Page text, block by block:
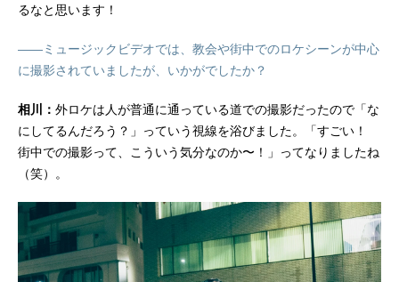
るなと思います！
――ミュージックビデオでは、教会や街中でのロケシーンが中心
に撮影されていましたが、いかがでしたか？
相川： 外ロケは人が普通に通っている道での撮影だったので「な
にしてるんだろう？」っていう視線を浴びました。「すごい！
街中での撮影って、こういう気分なのか〜！」ってなりましたね
（笑）。